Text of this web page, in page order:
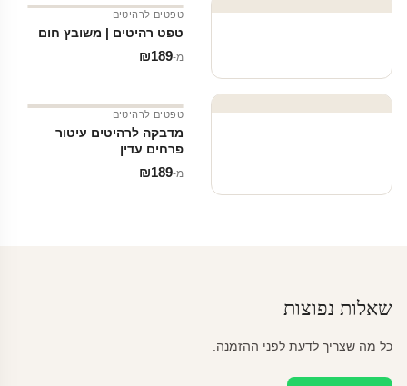
טפטים לרהיטים
טפט רהיטים | משובץ חום
מ‑ ₪189
טפטים לרהיטים
מדבקה לרהיטים עיטור
פרחים עדין
מ‑ ₪189
שאלות נפוצות
כל מה שצריך לדעת לפני ההזמנה.